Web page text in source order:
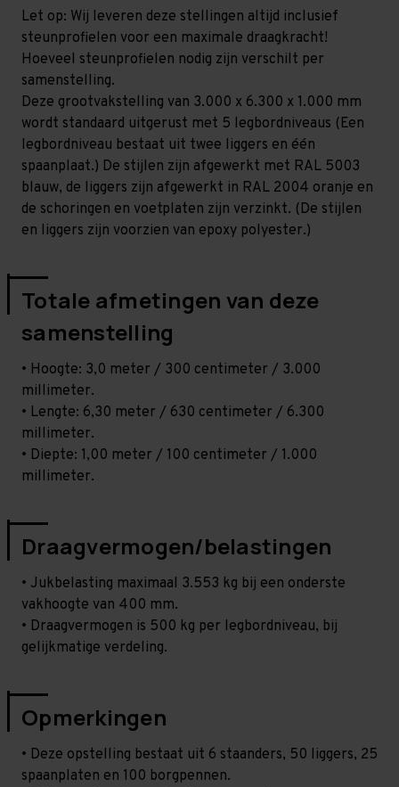
niveaus
(Liggers
1.200
mm)
niveaus
(Liggers
1.200
mm)
Let op: Wij leveren deze stellingen altijd inclusief
steunprofielen voor een maximale draagkracht!
Hoeveel steunprofielen nodig zijn verschilt per
samenstelling.
Deze grootvakstelling van 3.000 x 6.300 x 1.000 mm
wordt standaard uitgerust met 5 legbordniveaus (Een
legbordniveau bestaat uit twee liggers en één
spaanplaat.) De stijlen zijn afgewerkt met RAL 5003
blauw, de liggers zijn afgewerkt in RAL 2004 oranje en
de schoringen en voetplaten zijn verzinkt. (De stijlen
en liggers zijn voorzien van epoxy polyester.)
Totale afmetingen van deze
samenstelling
• Hoogte: 3,0 meter / 300 centimeter / 3.000
millimeter.
• Lengte: 6,30 meter / 630 centimeter / 6.300
millimeter.
• Diepte: 1,00 meter / 100 centimeter / 1.000
millimeter.
Draagvermogen/belastingen
• Jukbelasting maximaal 3.553 kg bij een onderste
vakhoogte van 400 mm.
• Draagvermogen is 500 kg per legbordniveau, bij
gelijkmatige verdeling.
Opmerkingen
• Deze opstelling bestaat uit 6 staanders, 50 liggers, 25
spaanplaten en 100 borgpennen.